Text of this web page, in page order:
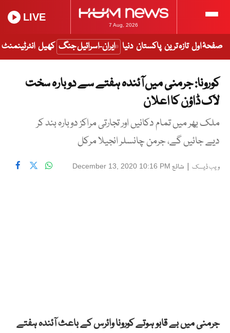
7 Aug, 2026
LIVE
صفحۂ اول تازہ ترین پاکستان دنیا ایران-اسرائیل جنگ کھیل انٹرٹینمنٹ
کورونا: جرمنی میں آئندہ ہفتے سے دوبارہ سخت
لاک ڈاؤن کا اعلان
ملک بھر میں تمام دکانیں اور تجارتی مراکز دوبارہ بند کر
دیے جائیں گے، جرمن چانسلر انجیلا مرکل
ویب ڈیسک | شائع December 13, 2020 10:16 PM
جرمنی میں بے قابو ہوتے کورونا وائرس کے باعث آئندہ ہفتے